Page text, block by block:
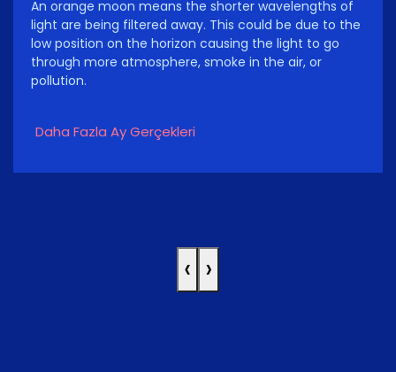
An orange moon means the shorter wavelengths of
light are being filtered away. This could be due to the
low position on the horizon causing the light to go
through more atmosphere, smoke in the air, or
pollution.
Daha Fazla Ay Gerçekleri
‹ ›